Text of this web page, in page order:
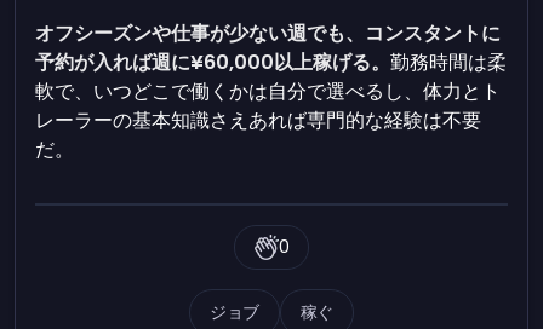
オフシーズンや仕事が少ない週でも、コンスタントに
予約が入れば週に¥60,000以上稼げる。勤務時間は柔
軟で、いつどこで働くかは自分で選べるし、体力とト
レーラーの基本知識さえあれば専門的な経験は不要
だ。
ジョブ 稼ぐ
0